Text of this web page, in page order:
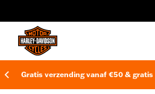
Gratis verzending vanaf €50 &